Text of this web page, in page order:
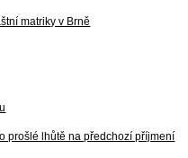
matriky v Brně
prošlé lhůtě na předchozí příjmení